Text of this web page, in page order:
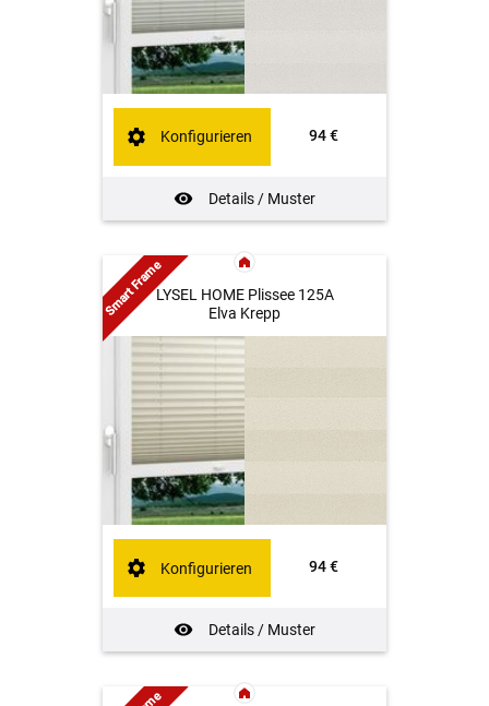
94 €
Details / Muster
Konfigurieren
LYSEL HOME Plissee 125A
Elva Krepp
94 €
Details / Muster
Konfigurieren
Smart Frame